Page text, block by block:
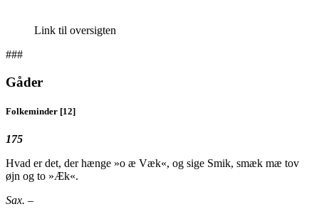
Link til oversigten
###
Gåder
Folkeminder [12]
175
Hvad er det, der hænge »o æ Væk«, og sige Smik, smæk mæ tov
øjn og to »Æk«.
Sax. –